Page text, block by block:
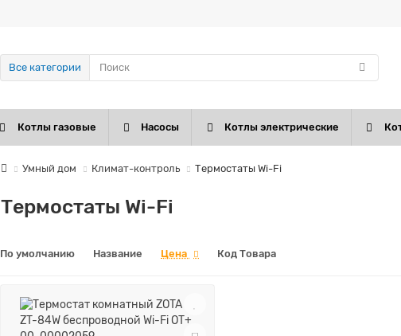
Все категории
Котлы газовые Насосы Котлы электрические
Умный дом Климат-контроль Термостаты Wi-Fi
Термостаты Wi-Fi
По умолчанию Название Цена Код Товара